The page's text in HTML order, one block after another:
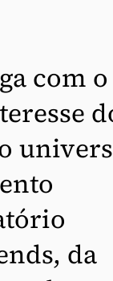
com o
da